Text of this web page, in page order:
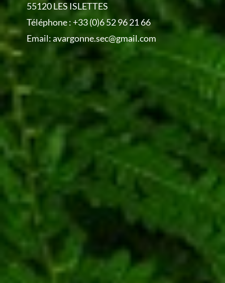
55120 LES ISLETTES
Téléphone :+33 (0)6 52 96 21 66
Email:avargonne.sec@gmail.com